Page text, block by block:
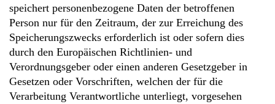
speichert personenbezogene Daten der betroffenen
Person nur für den Zeitraum, der zur Erreichung des
Speicherungszwecks erforderlich ist oder sofern dies
durch den Europäischen Richtlinien- und
Verordnungsgeber oder einen anderen Gesetzgeber in
Gesetzen oder Vorschriften, welchen der für die
Verarbeitung Verantwortliche unterliegt, vorgesehen